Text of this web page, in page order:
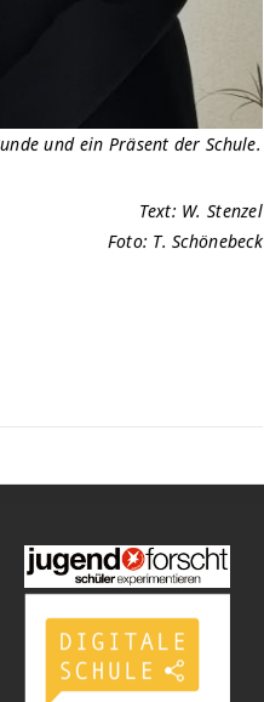
und ein Präsent der Schule.
Text: W. Stenzel
Foto: T. Schönebeck